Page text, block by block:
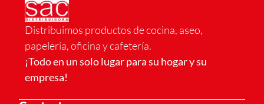
Distribuimos productos de cocina, aseo,
papelería, oficina y cafetería.
¡Todo en un solo lugar para su hogar y su
empresa!